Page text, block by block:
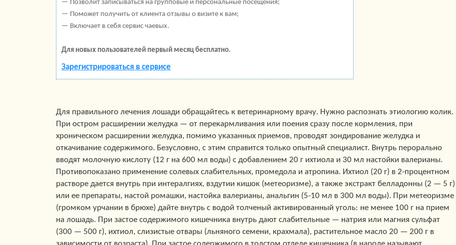
— Позволит записываться на групповые и персональные посещения;
— Поможет получить от клиента отзывы о визите к вам;
— Включает в себя сервис чаевых.
Для новых пользователей первый месяц бесплатно.
Зарегистрироваться в сервисе
Для правильного лечения лошади обращайтесь к ветеринарному врачу. Нужно распознать этиологию колик.
При остром расширении желудка — от перекармливания или поения сразу после кормления, при
хроническом расширении желудка, помимо указанных приемов, проводят зондирование желудка и
откачивание содержимого. Безусловно, с этим справится только опытный специалист. Внутрь перорально
вводят молочную кислоту (12 г на 600 мл воды) с добавлением 20 г ихтиола и 30 мл настойки валерианы.
Противопоказано применение солевых слабительных, промедола и атропина. Ихтиол (20 г) в 2-процентном
растворе дается внутрь при интералгиях, вздутии кишок (метеоризме), а также экстракт белладонны (2 — 5 г)
или ее препараты, настой ромашки, настойка валерианы, анальгин (5-10 мл в 300 мл воды). При метеоризме
(громком урчании в брюхе) дайте внутрь с водой толченый активированный уголь: не менее 100 г на прием
на лошадь. При застое содержимого кишечника внутрь дают слабительные — натрия или магния сульфат
(300 — 500 г), ихтиол, слизистые отвары (льняного семени, крахмала), растительное масло 20 — 200 г в